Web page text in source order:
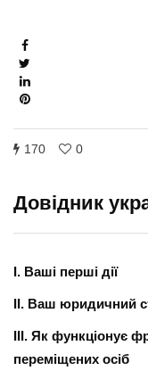
170 0
Довідник
І. Ваші перші дії
ІІ. Ваш юридичний
ІІІ. Як функціонує
переміщених осіб